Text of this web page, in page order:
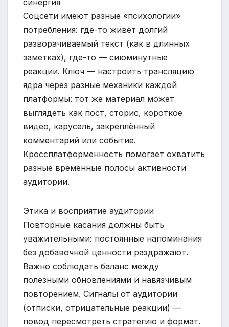
Соцсети имеют разные «психологии»
потребления: где-то живёт долгий
разворачиваемый текст (как в длинных
заметках), где-то — сиюминутные
реакции. Ключ — настроить трансляцию
ядра через разные механики каждой
платформы: тот же материал может
выглядеть как пост, сторис, короткое
видео, карусель, закреплённый
комментарий или событие.
Кроссплатформенность помогает охватить
разные временные полосы активности
аудитории.
Этика и восприятие аудитории
Повторные касания должны быть
уважительными: постоянные напоминания
без добавочной ценности раздражают.
Важно соблюдать баланс между
полезными обновлениями и навязчивым
повторением. Сигналы от аудитории
(отписки, отрицательные реакции) —
повод пересмотреть стратегию и формат.